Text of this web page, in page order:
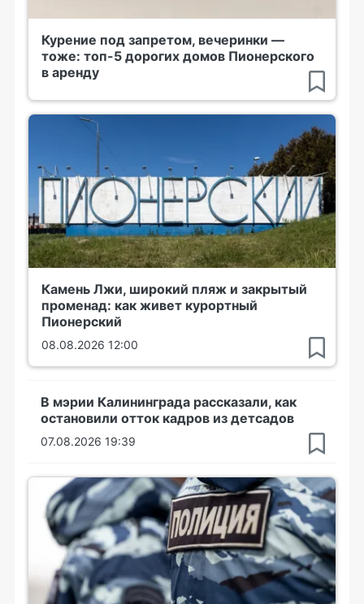
Курение под запретом, вечеринки —
тоже: топ-5 дорогих домов Пионерского
в аренду
Камень Лжи, широкий пляж и закрытый
променад: как живет курортный
Пионерский
08.08.2026 12:00
В мэрии Калининграда рассказали, как
остановили отток кадров из детсадов
07.08.2026 19:39